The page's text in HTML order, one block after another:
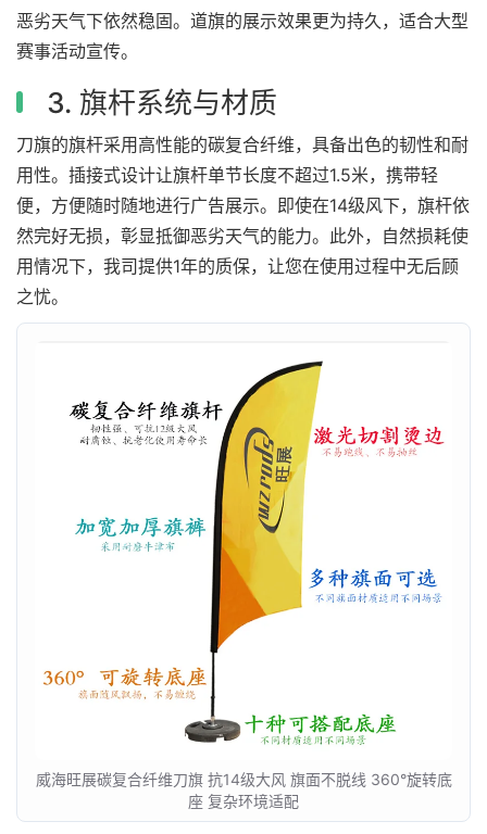
恶劣天气下依然稳固。道旗的展示效果更为持久，适合大型
赛事活动宣传。
3. 旗杆系统与材质
刀旗的旗杆采用高性能的碳复合纤维，具备出色的韧性和耐
用性。插接式设计让旗杆单节长度不超过1.5米，携带轻
便，方便随时随地进行广告展示。即使在14级风下，旗杆依
然完好无损，彰显抵御恶劣天气的能力。此外，自然损耗使
用情况下，我司提供1年的质保，让您在使用过程中无后顾
之忧。
威海旺展碳复合纤维刀旗 抗14级大风 旗面不脱线 360°旋转底
座 复杂环境适配